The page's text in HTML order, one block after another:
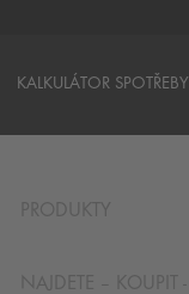
KALKULÁTOR SPOTŘEBY